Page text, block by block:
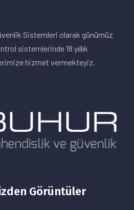
Sistemleri olarak günümüz
sistemlerinde 18 yıllık
hizmet vermekteyiz.
Görüntüler